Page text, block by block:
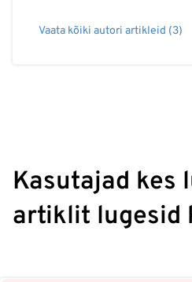
Vaata kõiki autori artikleid (3)
Kasutajad kes
artiklit lugesid